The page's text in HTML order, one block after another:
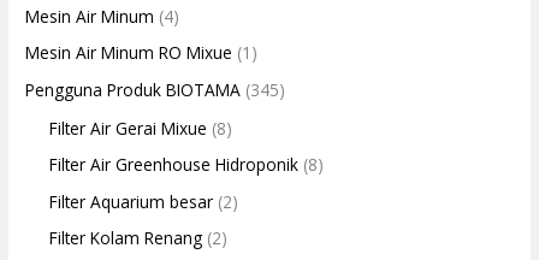
Mesin Air Minum (4)
Mesin Air Minum RO Mixue (1)
Pengguna Produk BIOTAMA (345)
Filter Air Gerai Mixue (8)
Filter Air Greenhouse Hidroponik (8)
Filter Aquarium besar (2)
Filter Kolam Renang (2)